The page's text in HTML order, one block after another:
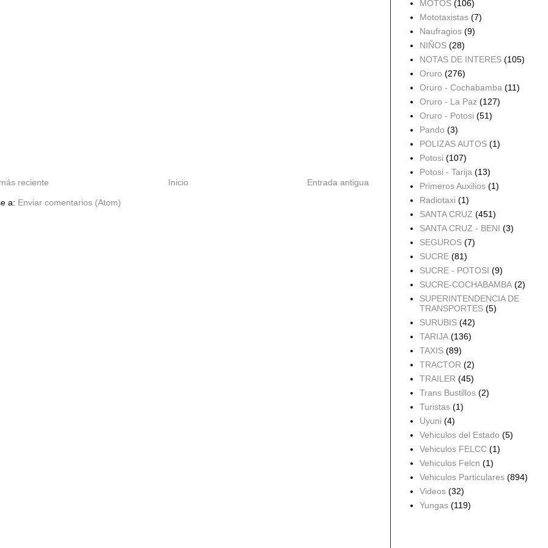
reciente Entrada antigua
Inicio
a: Enviar comentarios (Atom)
MOTOS (106)
Mototaxistas (7)
Naufragios (9)
NIÑOS (28)
NOTAS DE INTERES (105)
Oruro (276)
Oruro - Cochabamba (11)
Oruro - La Paz (127)
Oruro - Potosi (51)
Pando (3)
POLIZAS AUTOS (1)
Potosi (107)
Potosi - Tarija (13)
Primeros Auxilios (1)
Radiotaxi (1)
SANTA CRUZ (451)
SANTA CRUZ - BENI (3)
SEGUROS (7)
SUCRE (81)
SUCRE - POTOSI (9)
SUCRE-COCHABAMBA (2)
SUPERINTENDENCIA DE
TRANSPORTES (5)
SURUBIS (42)
TARIJA (136)
TAXIS (89)
TRACTOR (2)
TRAILER (45)
Trans Bustillos (2)
Turistas (1)
Uyuni (4)
Vehiculos del Estado (5)
Vehiculos FELCC (1)
Vehiculos Felcn (1)
Vehiculos Particulares (894)
Videos (32)
Yungas (119)